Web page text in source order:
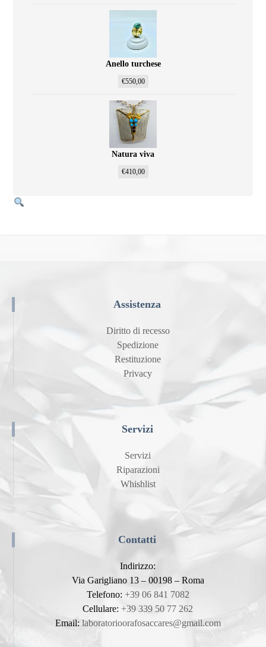
Anello turchese
€550,00
Natura viva
€410,00
Assistenza
Diritto di recesso
Spedizione
Restituzione
Privacy
Servizi
Servizi
Riparazioni
Whishlist
Contatti
Indirizzo:
Via Garigliano 13 – 00198 – Roma
Telefono: +39 06 841 7082
Cellulare: +39 339 50 77 262
Email: laboratorioorafosaccares@gmail.com